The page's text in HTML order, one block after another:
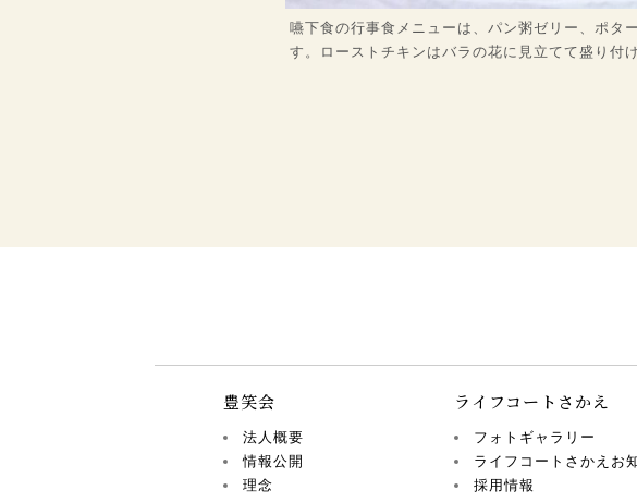
嚥下食の行事食メニューは、パン粥ゼリー、ポタ
す。ローストチキンはバラの花に見立てて盛り
豊笑会
法人概要
情報公開
理念
ライフコートさかえ
フォトギャラリー
ライフコートさかえお
採用情報